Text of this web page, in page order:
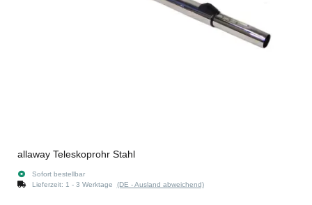
allaway Teleskoprohr Stahl
Sofort bestellbar
Lieferzeit: 1 - 3 Werktage (DE - Ausland abweichend)